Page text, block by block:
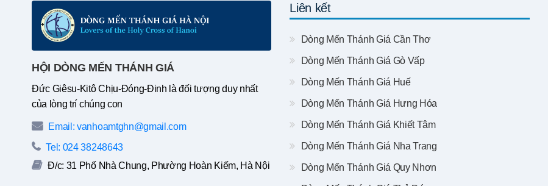
HỘI DÒNG MẾN THÁNH GIÁ
Đức Giêsu-Kitô Chịu-Đóng-Đinh là đối tượng duy nhất
của lòng trí chúng con
Email: vanhoamtghn@gmail.com
Tel: 024 38248643
Đ/c: 31 Phố Nhà Chung, Phường Hoàn Kiếm, Hà Nội
Liên kết
Dòng Mến Thánh Giá Cần Thơ
Dòng Mến Thánh Giá Gò Vấp
Dòng Mến Thánh Giá Huế
Dòng Mến Thánh Giá Hưng Hóa
Dòng Mến Thánh Giá Khiết Tâm
Dòng Mến Thánh Giá Nha Trang
Dòng Mến Thánh Giá Quy Nhơn